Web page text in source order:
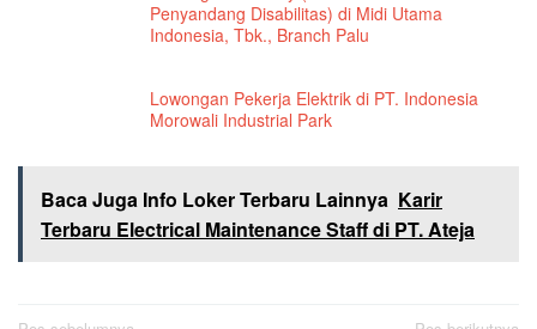
Penyandang Disabilitas) di Midi Utama
Indonesia, Tbk., Branch Palu
Lowongan Pekerja Elektrik di PT. Indonesia
Morowali Industrial Park
Baca Juga Info Loker Terbaru Lainnya Karir
Terbaru Electrical Maintenance Staff di PT. Ateja